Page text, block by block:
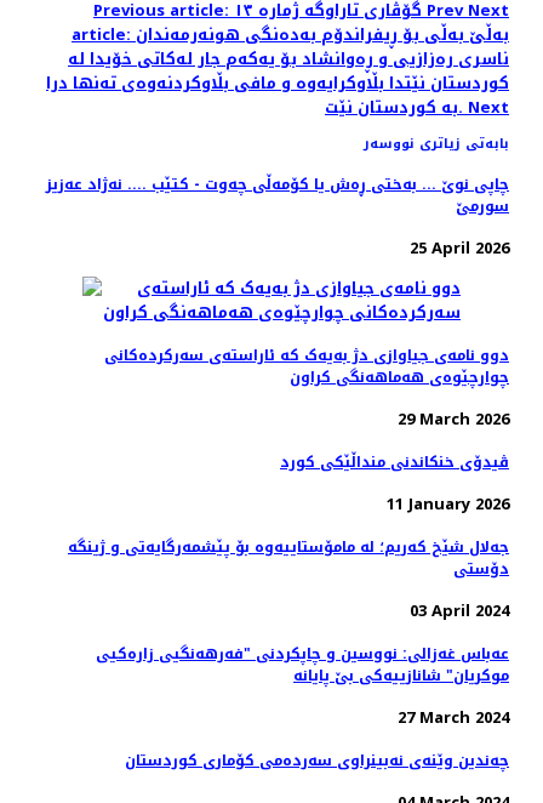
Previous article: گۆڤاری تاراوگە ژمارە ١٣PrevNext
article: بەڵێ بەڵی بۆ ڕیفراندۆم بەدەنگی هونەرمەندان
ناسری رەزازیی و ڕەوانشاد بۆ یەکەم جار لەکاتی خۆیدا لە
کوردستان نێتدا بڵاوکرایەوە و مافی بڵاوکردنەوەی تەنها درا
بە کوردستان نێت.Next
بابەتی زیاتری نووسەر
چاپی نوێ ... بەختی ڕەش یا کۆمەڵی چەوت - کتێب .... نەژاد عەزیز
سورمێ
25 April 2026
دوو نامەی جیاوازی دژ بەیەک کە ئاراستەی سەرکردەکانی
چوارچێوەی هەماهەنگی کراون
29 March 2026
ڤیدۆی خنکاندنی منداڵێکی کورد
11 January 2026
جەلال شێخ کەریم؛ لە مامۆستاییەوە بۆ پێشمەرگایەتی و ژینگە
دۆستی
03 April 2024
عەباس غەزالی: نووسین و چاپکردنی "فەرهەنگیی زارەکیی
موکریان" شانازییەکی بێ پایانه
27 March 2024
چەندین وێنەی نەبینراوی سەردەمی کۆماری کوردستان